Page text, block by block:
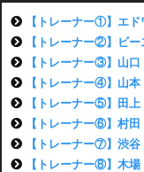
【トレーナー①】エ
【トレーナー②】ビー
【トレーナー③】山口
【トレーナー④】山本
【トレーナー⑤】田上
【トレーナー⑥】村田
【トレーナー⑦】渋谷
【トレーナー⑧】木場